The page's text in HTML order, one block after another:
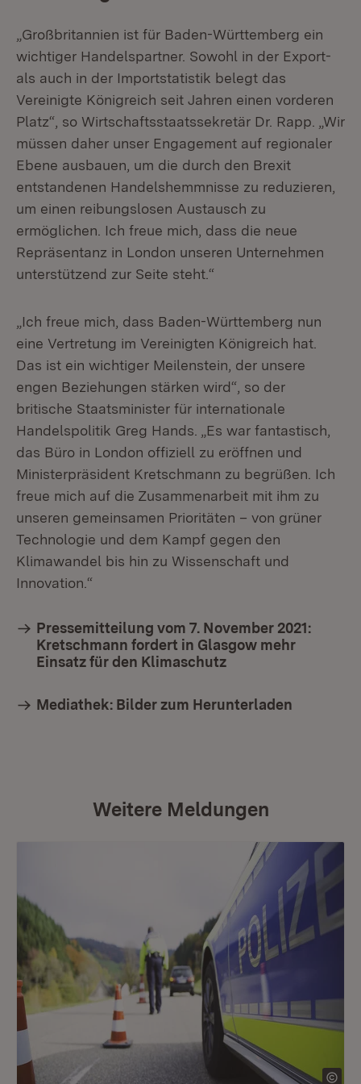
„Großbritannien ist für Baden-Württemberg ein
wichtiger Handelspartner. Sowohl in der Export-
als auch in der Importstatistik belegt das
Vereinigte Königreich seit Jahren einen vorderen
Platz“, so Wirtschaftsstaatssekretär Dr. Rapp. „Wir
müssen daher unser Engagement auf regionaler
Ebene ausbauen, um die durch den Brexit
entstandenen Handelshemmnisse zu reduzieren,
um einen reibungslosen Austausch zu
ermöglichen. Ich freue mich, dass die neue
Repräsentanz in London unseren Unternehmen
unterstützend zur Seite steht.“
„Ich freue mich, dass Baden-Württemberg nun
eine Vertretung im Vereinigten Königreich hat.
Das ist ein wichtiger Meilenstein, der unsere
engen Beziehungen stärken wird“, so der
britische Staatsminister für internationale
Handelspolitik Greg Hands. „Es war fantastisch,
das Büro in London offiziell zu eröffnen und
Ministerpräsident Kretschmann zu begrüßen. Ich
freue mich auf die Zusammenarbeit mit ihm zu
unseren gemeinsamen Prioritäten – von grüner
Technologie und dem Kampf gegen den
Klimawandel bis hin zu Wissenschaft und
Innovation.“
Pressemitteilung vom 7. November 2021:
Kretschmann fordert in Glasgow mehr
Einsatz für den Klimaschutz
Mediathek: Bilder zum Herunterladen
Weitere Meldungen